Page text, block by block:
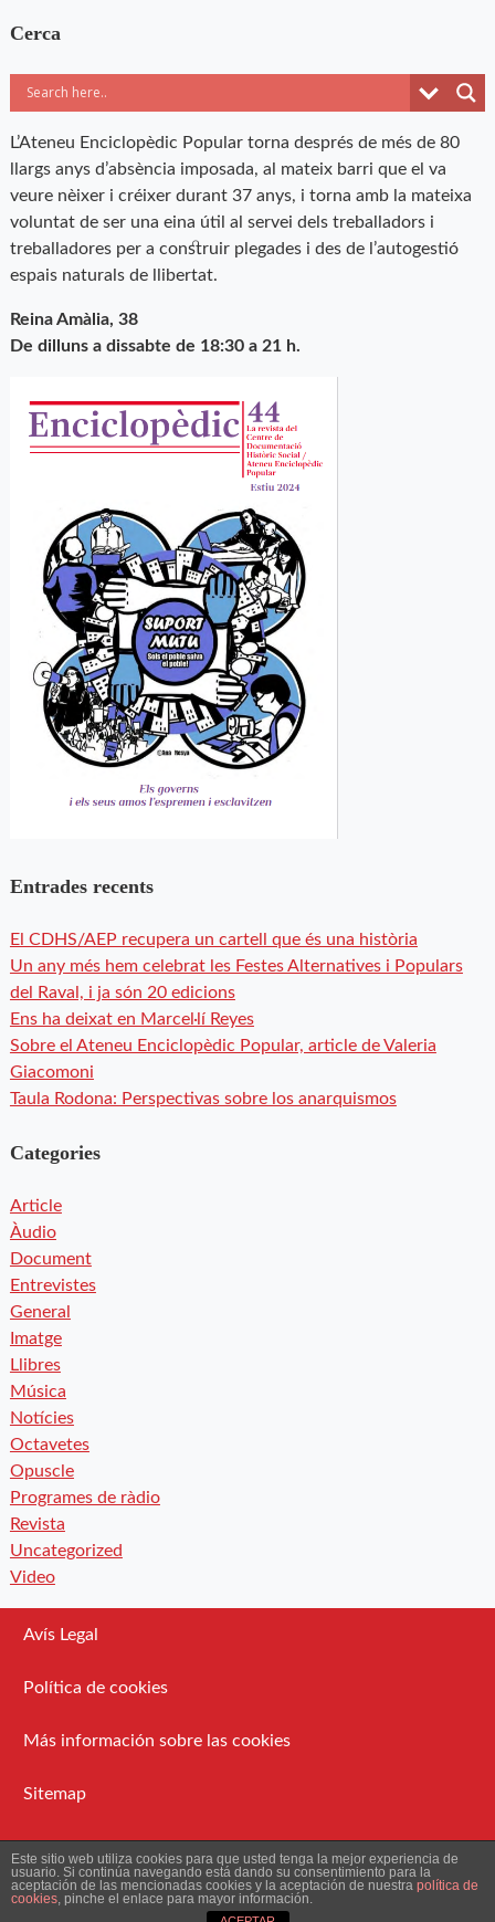
Cerca
L’Ateneu Enciclopèdic Popular torna després de més de 80
llargs anys d’absència imposada, al mateix barri que el va
veure nèixer i créixer durant 37 anys, i torna amb la mateixa
voluntat de ser una eina útil al servei dels treballadors i
treballadores per a construir plegades i des de l’autogestió
espais naturals de llibertat.
Reina Amàlia, 38
De dilluns a dissabte de 18:30 a 21 h.
Entrades recents
El CDHS/AEP recupera un cartell que és una història
Un any més hem celebrat les Festes Alternatives i Populars
del Raval, i ja són 20 edicions
Ens ha deixat en Marcel·lí Reyes
Sobre el Ateneu Enciclopèdic Popular, article de Valeria
Giacomoni
Taula Rodona: Perspectivas sobre los anarquismos
Categories
Article
Àudio
Document
Entrevistes
General
Imatge
Llibres
Música
Notícies
Octavetes
Opuscle
Programes de ràdio
Revista
Uncategorized
Video
Avís Legal
Política de cookies
Más información sobre las cookies
Sitemap
Administració
2026 Ateneu Enciclopèdic Popular.
Este sitio web utiliza cookies para que usted tenga la mejor experiencia de
usuario. Si continúa navegando está dando su consentimiento para la
aceptación de las mencionadas cookies y la aceptación de nuestra política de
cookies, pinche el enlace para mayor información.